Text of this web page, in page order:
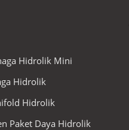
Hidrolik Mini
Hidrolik
Hidrolik
Paket Daya Hidrolik